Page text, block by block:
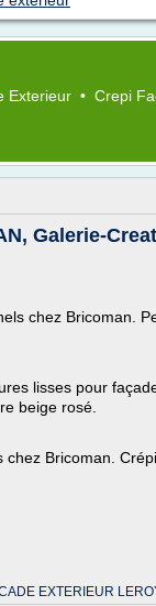
Exterieur • Crepi
Galerie-
chez Bricoman.
lisses pour
beige rosé.
Bricoman.
EXTERIEUR